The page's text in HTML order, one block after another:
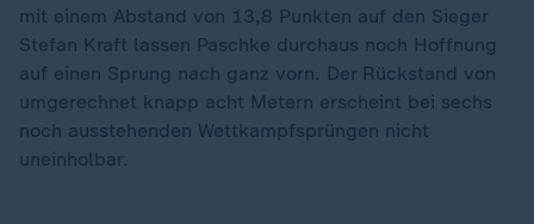
mit einem Abstand von 13,8 Punkten auf den Sieger
Stefan Kraft lassen Paschke durchaus noch Hoffnung
auf einen Sprung nach ganz vorn. Der Rückstand von
umgerechnet knapp acht Metern erscheint bei sechs
noch ausstehenden Wettkampfsprüngen nicht
uneinholbar.